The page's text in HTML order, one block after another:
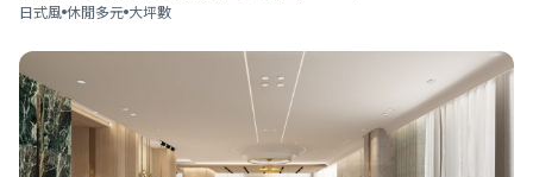
日式風 休閒多元 大坪數